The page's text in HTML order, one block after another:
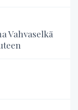
Vahvaselkä